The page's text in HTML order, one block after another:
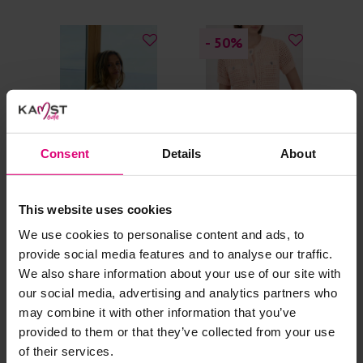
Consent Details About
This website uses cookies
We use cookies to personalise content and ads, to
provide social media features and to analyse our traffic.
We also share information about your use of our site with
our social media, advertising and analytics partners who
may combine it with other information that you’ve
provided to them or that they’ve collected from your use
of their services.
Doe de wasmachine niet te vol. Dat voorkomt
kreuken/wrijving.
Gebruik een waszakje voor poreuze materialen en/of
Selecteer het wasgoed op kleur en was met een passend
Allereerst: stel het wassen zo lang mogelijk uit.
Was in de wasmachine op een wol-programma. Dit
voorkomt wrijving en pilling.
Was zo koud mogelijk.
Droog het kledingstuk liggend op een handdoek.
Controleer na het wassen op pilling en scheer het
kledingstuk indien nodig met een kledingtondeuse.
FreeQuent
Cape vestje fijnbrei
€ 69,95
- 50%
Monari
Vestje korte mouw
€ 59.99
€ 119.99